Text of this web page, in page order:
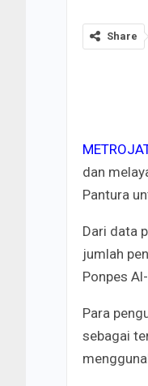
Share
dan
Pantura
Dari data
jumlah
Ponpes
Para
sebagai